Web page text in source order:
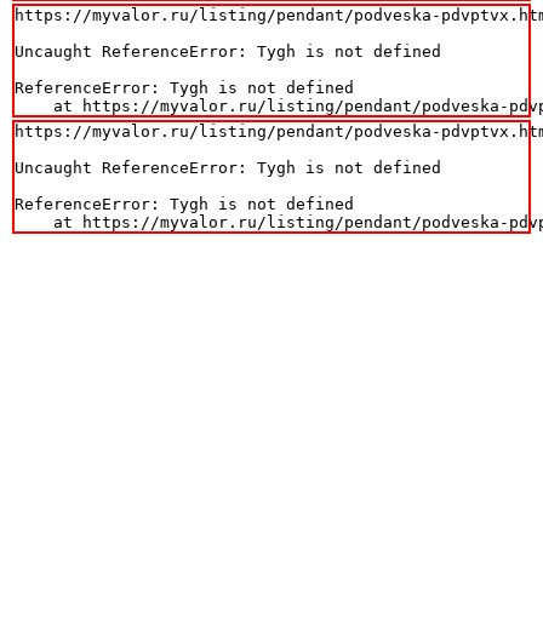
https://myvalor.ru/listing/pendant/podveska-
Uncaught ReferenceError: Tygh is not defined
ReferenceError: Tygh is not defined
at https://myvalor.ru/listing/pendant/podveska-
https://myvalor.ru/listing/pendant/podveska-
Uncaught ReferenceError: Tygh is not defined
ReferenceError: Tygh is not defined
at https://myvalor.ru/listing/pendant/podveska-